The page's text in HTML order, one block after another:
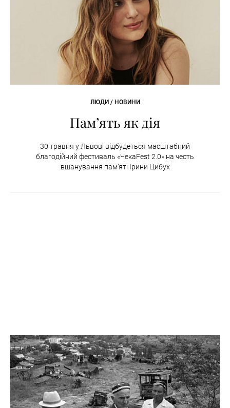
ЛЮДИ / НОВИНИ
Пам’ять як дія
30 травня у Львові відбудеться масштабний
благодійний фестиваль «ЧекаFest 2.0» на честь
вшанування пам’яті Ірини Цибух